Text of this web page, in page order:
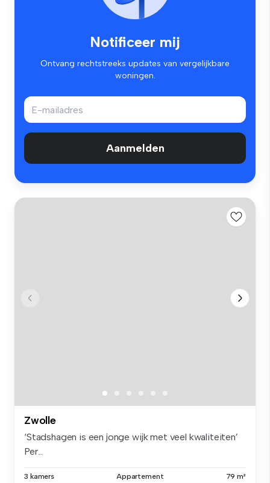
Notificeer mij
Ontvang rechtstreeks updates van vergelijkbare
woningen.
Aanmelden
Zwolle
‘Stadshagen is een jonge wijk met veel kwaliteiten’
Per...
3 kamers Appartement 79 m²